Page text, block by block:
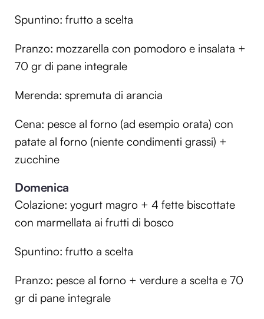
Spuntino: frutto a scelta
Pranzo: mozzarella con pomodoro e insalata +
70 gr di pane integrale
Merenda: spremuta di arancia
Cena: pesce al forno (ad esempio orata) con
patate al forno (niente condimenti grassi) +
zucchine
Domenica
Colazione: yogurt magro + 4 fette biscottate
con marmellata ai frutti di bosco
Spuntino: frutto a scelta
Pranzo: pesce al forno + verdure a scelta e 70
gr di pane integrale